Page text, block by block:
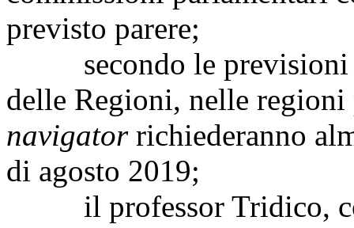
previsto parere;
secondo le previsioni
delle Regioni, nelle
navigatorrichiederanno
di agosto 2019;
il professor Tridico,